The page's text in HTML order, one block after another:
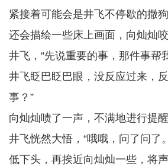
紧接着可能会是井飞不停歇的撒
还会描绘一些床上画面，向灿灿
井飞，“先说重要的事，那件事帮
井飞眨巴眨巴眼，没反应过来，
事？”
向灿灿啧了一声，不满地进行提
井飞恍然大悟，“哦哦，问了问了
低下头，再挨近向灿灿一些，将